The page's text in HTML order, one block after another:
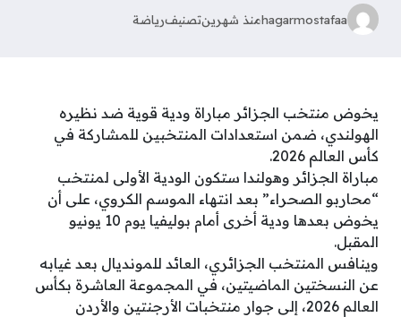
hagarmostafaaمنذ شهرينتصنيفرياضة
يخوض منتخب الجزائر مباراة ودية قوية ضد نظيره
الهولندي، ضمن استعدادات المنتخبين للمشاركة في
كأس العالم 2026.
مباراة الجزائر وهولندا ستكون الودية الأولى لمنتخب
“محاربو الصحراء” بعد انتهاء الموسم الكروي، على أن
يخوض بعدها ودية أخرى أمام بوليفيا يوم 10 يونيو
المقبل.
وينافس المنتخب الجزائري، العائد للمونديال بعد غيابه
عن النسختين الماضيتين، في المجموعة العاشرة بكأس
العالم 2026، إلى جوار منتخبات الأرجنتين والأردن